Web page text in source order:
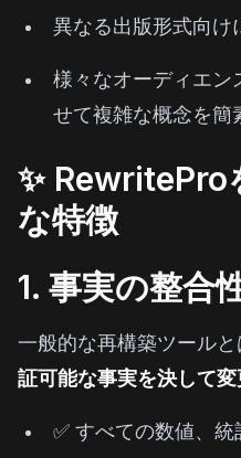
異なる出版形式向け
様々なオーディエン
せて複雑な概念を簡
✨ RewritePro
な特徴
1. 事実の整合
一般的な再構築ツール
証可能な事実を決して
✅ すべての数値、